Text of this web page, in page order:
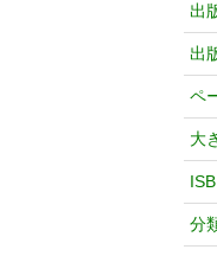
出
出
ペ
大
分